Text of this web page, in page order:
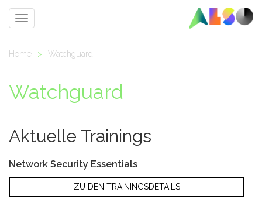
Toggle
Home > Watchguard
Watchguard
Aktuelle Trainings
Network Security Essentials
ZU DEN TRAININGSDETAILS